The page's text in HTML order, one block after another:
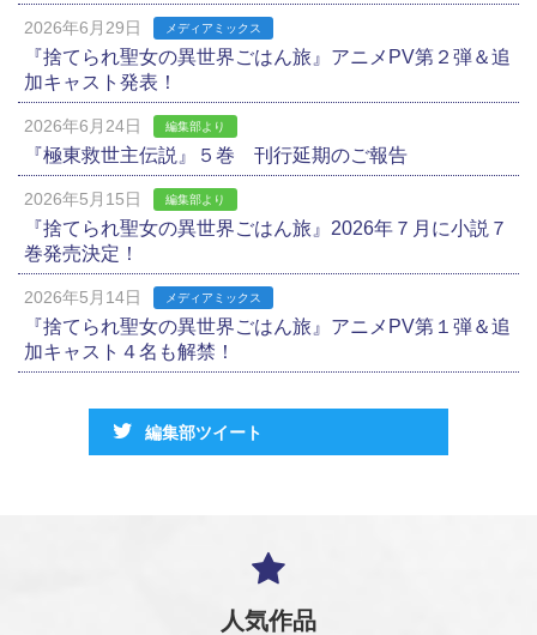
2026年6月29日 メディアミックス
『捨てられ聖女の異世界ごはん旅』アニメPV第２弾＆追
加キャスト発表！
2026年6月24日 編集部より
『極東救世主伝説』５巻 刊行延期のご報告
2026年5月15日 編集部より
『捨てられ聖女の異世界ごはん旅』2026年７月に小説７
巻発売決定！
2026年5月14日 メディアミックス
『捨てられ聖女の異世界ごはん旅』アニメPV第１弾＆追
加キャスト４名も解禁！
編集部ツイート
人気作品